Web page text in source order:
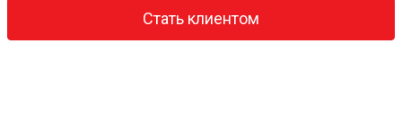
Стать клиентом